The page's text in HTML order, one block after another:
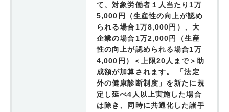
て、対象労働者１人当たり1万
5,000円（生産性の向上が認め
られる場合1万8,000円）、大
企業の場合1万2,000円（生産
性の向上が認められる場合1万
4,000円）＜上限20人まで＞助
成額が加算されます。 「法定
外の健康診断制度」を新たに規
定し延べ4人以上実施した場合
は除き、同時に共通化した諸手